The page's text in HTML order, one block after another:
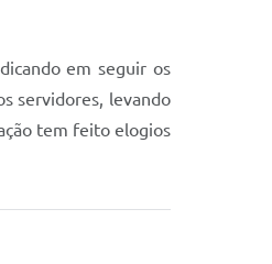
em seguir os
servidores, levando
tem feito elogios